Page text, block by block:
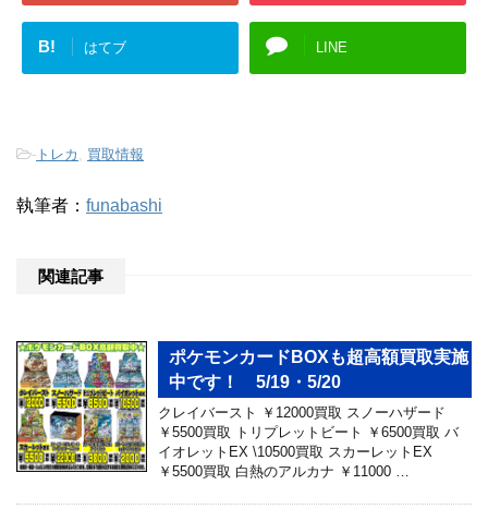
B! はてブ LINE
- トレカ 買取情報
執筆者： funabashi
関連記事
ポケモンカードBOXも超高額買取実施
中です！ 5/19・5/20
クレイバースト ￥12000買取 スノーハザード
￥5500買取 トリプレットビート ￥6500買取 バ
イオレットEX \10500買取 スカーレットEX
￥5500買取 白熱のアルカナ ￥11000 …